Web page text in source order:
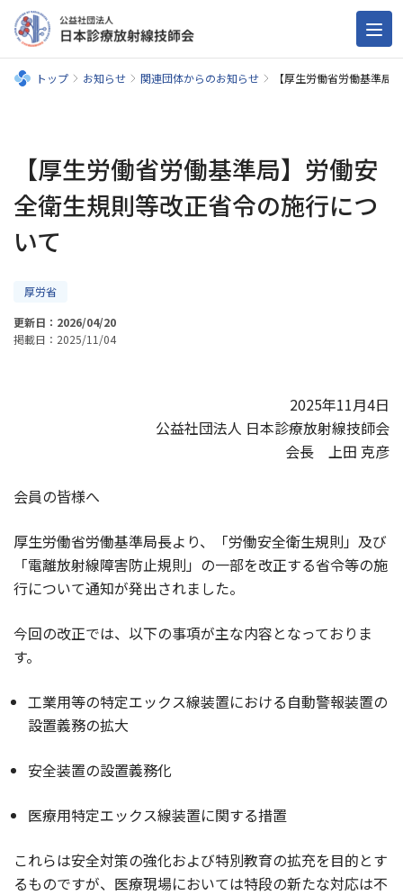
トップ お知らせ 関連団体からのお知らせ 【厚生労働省労働基準局
【厚生労働省労働基準局】労働安
全衛生規則等改正省令の施行につ
いて
厚労省
更新日：2026/04/20
掲載日：2025/11/04
2025年11月4日
公益社団法人 日本診療放射線技師会
会長 上田 克彦
会員の皆様へ
厚生労働省労働基準局長より、「労働安全衛生規則」及び
「電離放射線障害防止規則」の一部を改正する省令等の施
行について通知が発出されました。
今回の改正では、以下の事項が主な内容となっておりま
す。
工業用等の特定エックス線装置における自動警報装置の
設置義務の拡大
安全装置の設置義務化
医療用特定エックス線装置に関する措置
これらは安全対策の強化および特別教育の拡充を目的とす
るものですが、医療現場においては特段の新たな対応は不